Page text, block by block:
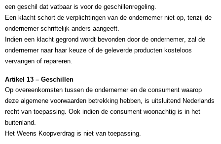
een geschil dat vatbaar is voor de geschillenregeling.
Een klacht schort de verplichtingen van de ondernemer niet op, tenzij de
ondernemer schriftelijk anders aangeeft.
Indien een klacht gegrond wordt bevonden door de ondernemer, zal de
ondernemer naar haar keuze of de geleverde producten kosteloos
vervangen of repareren.
Artikel 13 – Geschillen
Op overeenkomsten tussen de ondernemer en de consument waarop
deze algemene voorwaarden betrekking hebben, is uitsluitend Nederlands
recht van toepassing. Ook indien de consument woonachtig is in het
buitenland.
Het Weens Koopverdrag is niet van toepassing.